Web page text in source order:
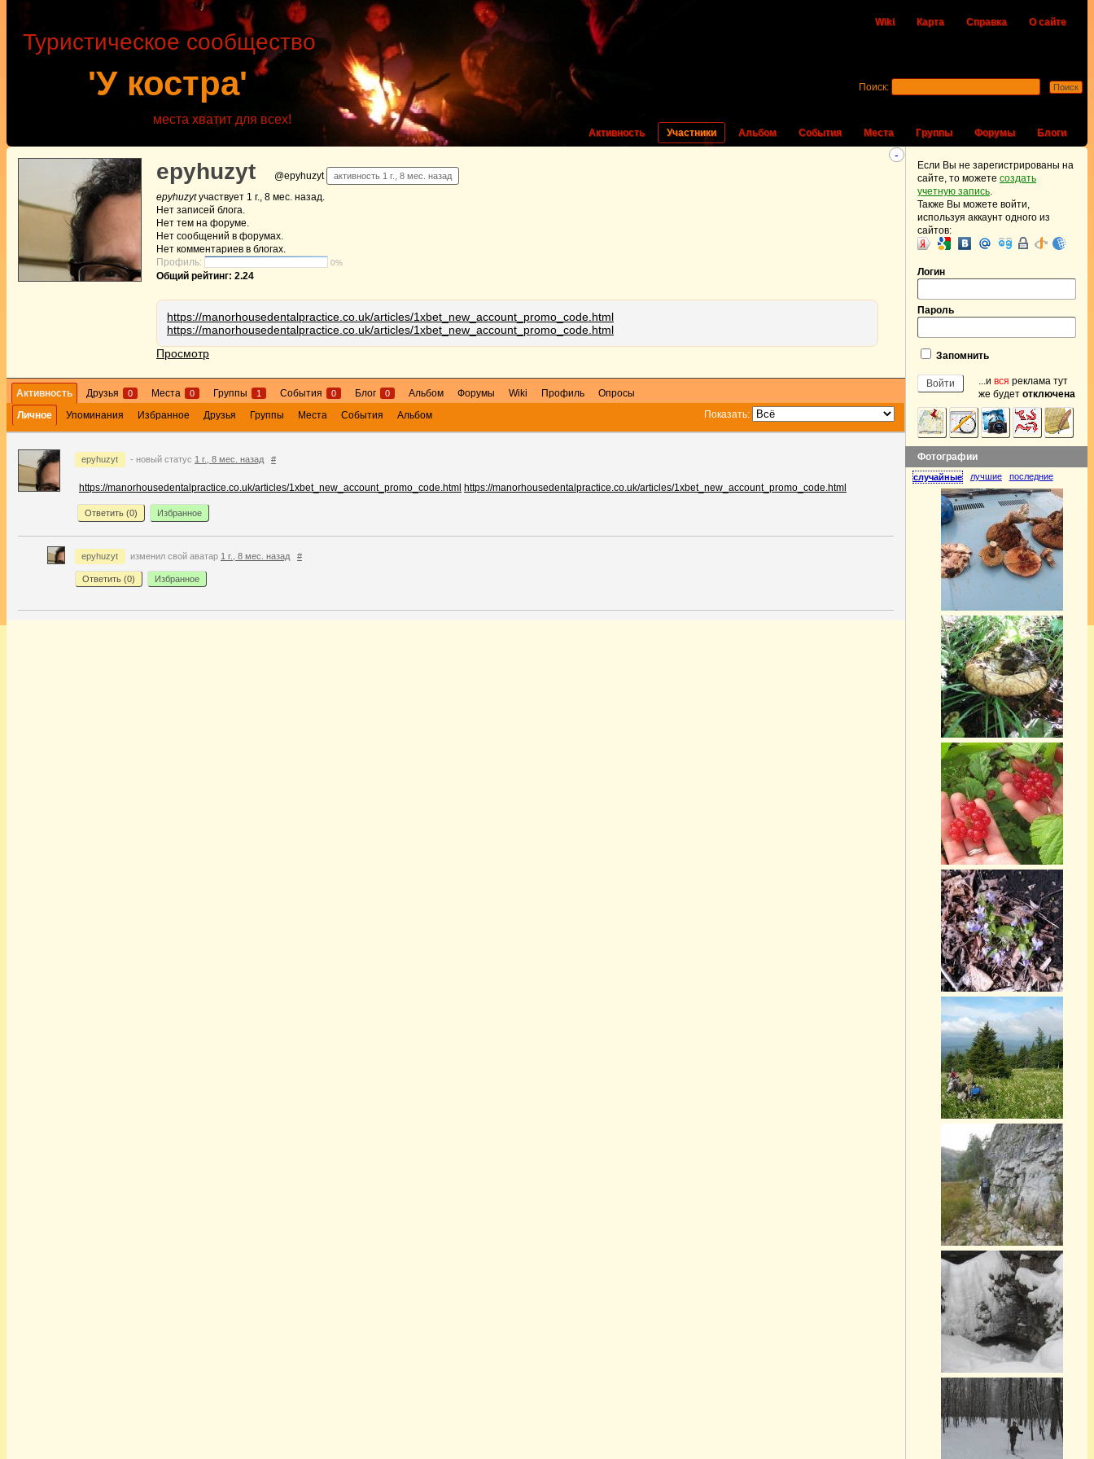
Wiki Карта Справка О сайте
'У костра'
Туристическое сообщество
места хватит для всех!
Активность Участники Альбом События Места Группы Форумы Блоги
Поиск:
-
epyhuzyt @epyhuzyt активность 1 г., 8 мес. назад
epyhuzytучаствует 1 г., 8 мес. назад.
Нет записей блога.
Нет тем на форуме.
Нет сообщений в форумах.
Нет комментариев в блогах.
Профиль:
0%
Общий рейтинг: 2.24
https://manorhousedentalpractice.co.uk/articles/1xbet_new_account_promo_code.html
https://manorhousedentalpractice.co.uk/articles/1xbet_new_account_promo_code.html
Просмотр
Активность Друзья 0 Места 0 Группы 1 События 0 Блог 0 Альбом Форумы Wiki Профиль
Опросы
Личное
Упоминания Избранное Друзья Группы Места События Альбом Показать:
epyhuzyt - новый статус 1 г., 8 мес. назад #
https://manorhousedentalpractice.co.uk/articles/1xbet_new_account_promo_code.html https://manorhousedentalpractice.co.uk/articles/1xbet_new_account_promo_code.html
Ответить (0) Избранное
epyhuzyt изменил свой аватар 1 г., 8 мес. назад #
Ответить (0) Избранное
Если Вы не зарегистрированы на
сайте, то можете создать
учетную запись.
Также Вы можете войти,
используя аккаунт одного из
сайтов:
Логин
Пароль
Запомнить
...и вся реклама тут
же будет отключена
Фотографии
случайные лучшие последние